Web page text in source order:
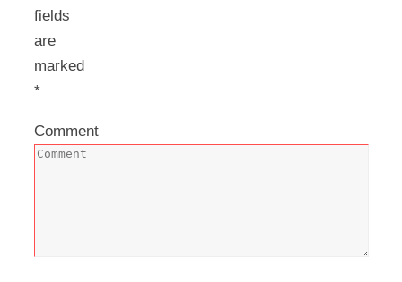
fields
are
marked
*
Comment